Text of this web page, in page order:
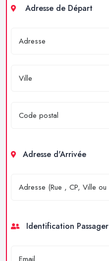
Adresse de Départ
Adresse d'Arrivée
Identification Passager